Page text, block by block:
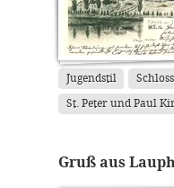
Jugendstil
St. Peter und Paul
Gruß aus